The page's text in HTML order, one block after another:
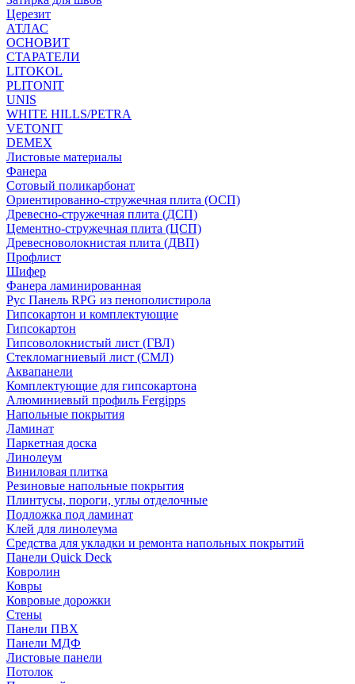
Церезит
АТЛАС
ОСНОВИТ
СТАРАТЕЛИ
LITOKOL
PLITONIT
UNIS
WHITE HILLS/PETRA
VETONIT
DEMEX
Листовые материалы
Фанера
Сотовый поликарбонат
Ориентированно-стружечная плита (ОСП)
Древесно-стружечная плита (ДСП)
Цементно-стружечная плита (ЦСП)
Древесноволокнистая плита (ДВП)
Профлист
Шифер
Фанера ламинированная
Рус Панель RPG из пенополистирола
Гипсокартон и комплектующие
Гипсокартон
Гипсоволокнистый лист (ГВЛ)
Стекломагниевый лист (СМЛ)
Аквапанели
Комплектующие для гипсокартона
Алюминиевый профиль Fergipps
Напольные покрытия
Ламинат
Паркетная доска
Линолеум
Виниловая плитка
Резиновые напольные покрытия
Плинтусы, пороги, углы отделочные
Подложка под ламинат
Клей для линолеума
Средства для укладки и ремонта напольных покрытий
Панели Quick Deck
Ковролин
Ковры
Ковровые дорожки
Стены
Панели ПВХ
Панели МДФ
Листовые панели
Потолок